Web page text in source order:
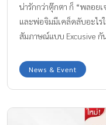
น่ารักกว่าตุ๊กตา ก็ “พลอย
และพ่อจิมมีเคล็ดลับอะไร
สัมภาษณ์แบบ Excusive กั
News & Event